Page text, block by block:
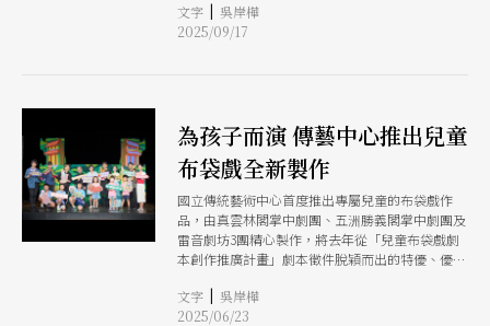
種，包括小傳奇劇場、走戲人、看戲劇團、山宛然
劇團、永興樂皮影劇團等，預計從北到南、從劇場
文字 | 吳岸樺
2025/09/17
為孩子而演 傳藝中心推出兒童
布袋戲全新製作
國立傳統藝術中心首度推出專屬兒童的布袋戲作
品，由真雲林閣掌中劇團、五洲勝義閣掌中劇團及
雷音劇坊3團精心製作，將去年從「兒童布袋戲劇
本創作推廣計畫」劇本徵件脫穎而出的特優、優選
文字 | 吳岸樺
2025/06/23